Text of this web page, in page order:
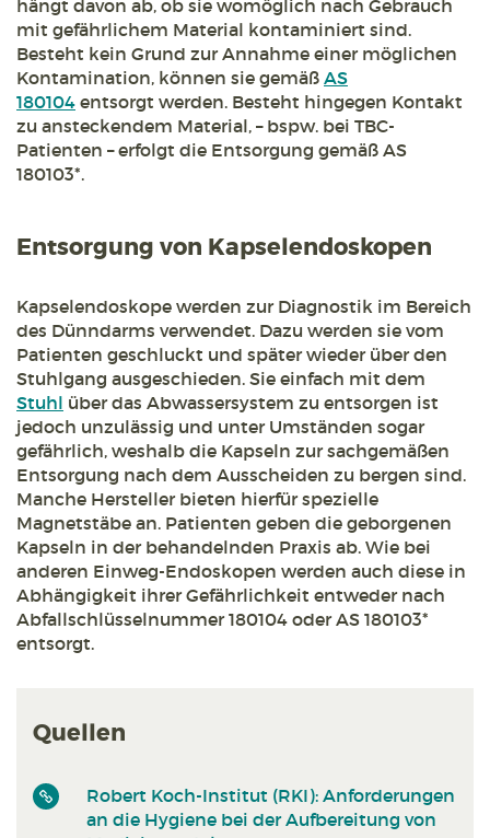
hängt davon ab, ob sie womöglich nach Gebrauch
mit gefährlichem Material kontaminiert sind.
Besteht kein Grund zur Annahme einer möglichen
Kontamination, können sie gemäß AS
180104 entsorgt werden. Besteht hingegen Kontakt
zu ansteckendem Material, – bspw. bei TBC-
Patienten – erfolgt die Entsorgung gemäß AS
180103*.
Entsorgung von Kapselendoskopen
Kapselendoskope werden zur Diagnostik im Bereich
des Dünndarms verwendet. Dazu werden sie vom
Patienten geschluckt und später wieder über den
Stuhlgang ausgeschieden. Sie einfach mit dem
Stuhl über das Abwassersystem zu entsorgen ist
jedoch unzulässig und unter Umständen sogar
gefährlich, weshalb die Kapseln zur sachgemäßen
Entsorgung nach dem Ausscheiden zu bergen sind.
Manche Hersteller bieten hierfür spezielle
Magnetstäbe an. Patienten geben die geborgenen
Kapseln in der behandelnden Praxis ab. Wie bei
anderen Einweg-Endoskopen werden auch diese in
Abhängigkeit ihrer Gefährlichkeit entweder nach
Abfallschlüsselnummer 180104 oder AS 180103*
entsorgt.
Quellen
Robert Koch-Institut (RKI): Anforderungen
an die Hygiene bei der Aufbereitung von